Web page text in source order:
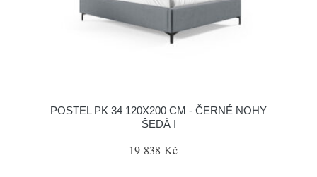
POSTEL PK 34 120X200 CM - ČERNÉ NOHY
ŠEDÁ I
19 838 Kč